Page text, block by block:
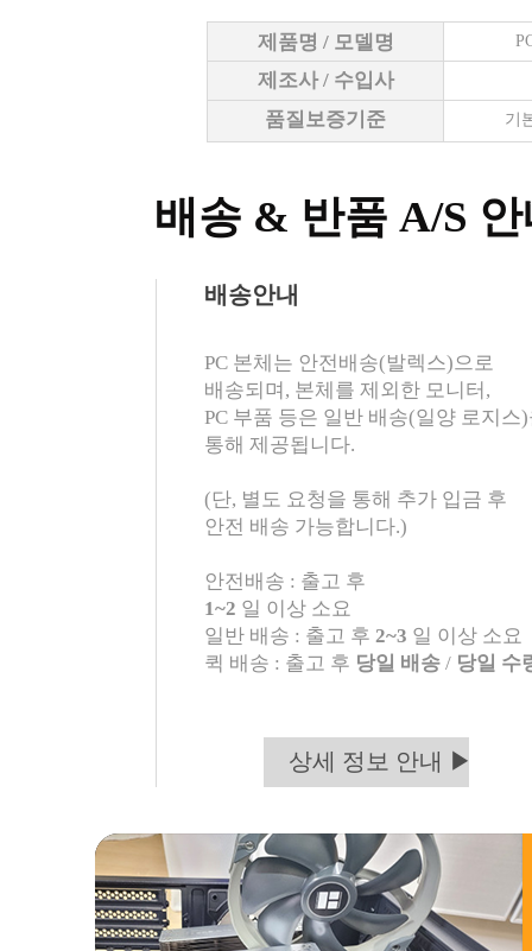
배송 & 반품 A/S
PC 본체는 안전배송(발렉스)으로
배송되며, 본체를 제외한 모니터,
PC 부품 등은 일반 배송(일양 로지스
통해 제공됩니다.
(단, 별도 요청을 통해 추가 입금 후
안전 배송 가능합니다.)
안전배송 : 출고 후
1~2 일 이상 소요
일반 배송 : 출고 후 2~3 일 이상 소요
퀵 배송 : 출고 후 당일 배송 / 당일 수
배송안내
상세 정보 안내 ▶
제품명 / 모델명
제조사 / 수입사
품질보증기준
기